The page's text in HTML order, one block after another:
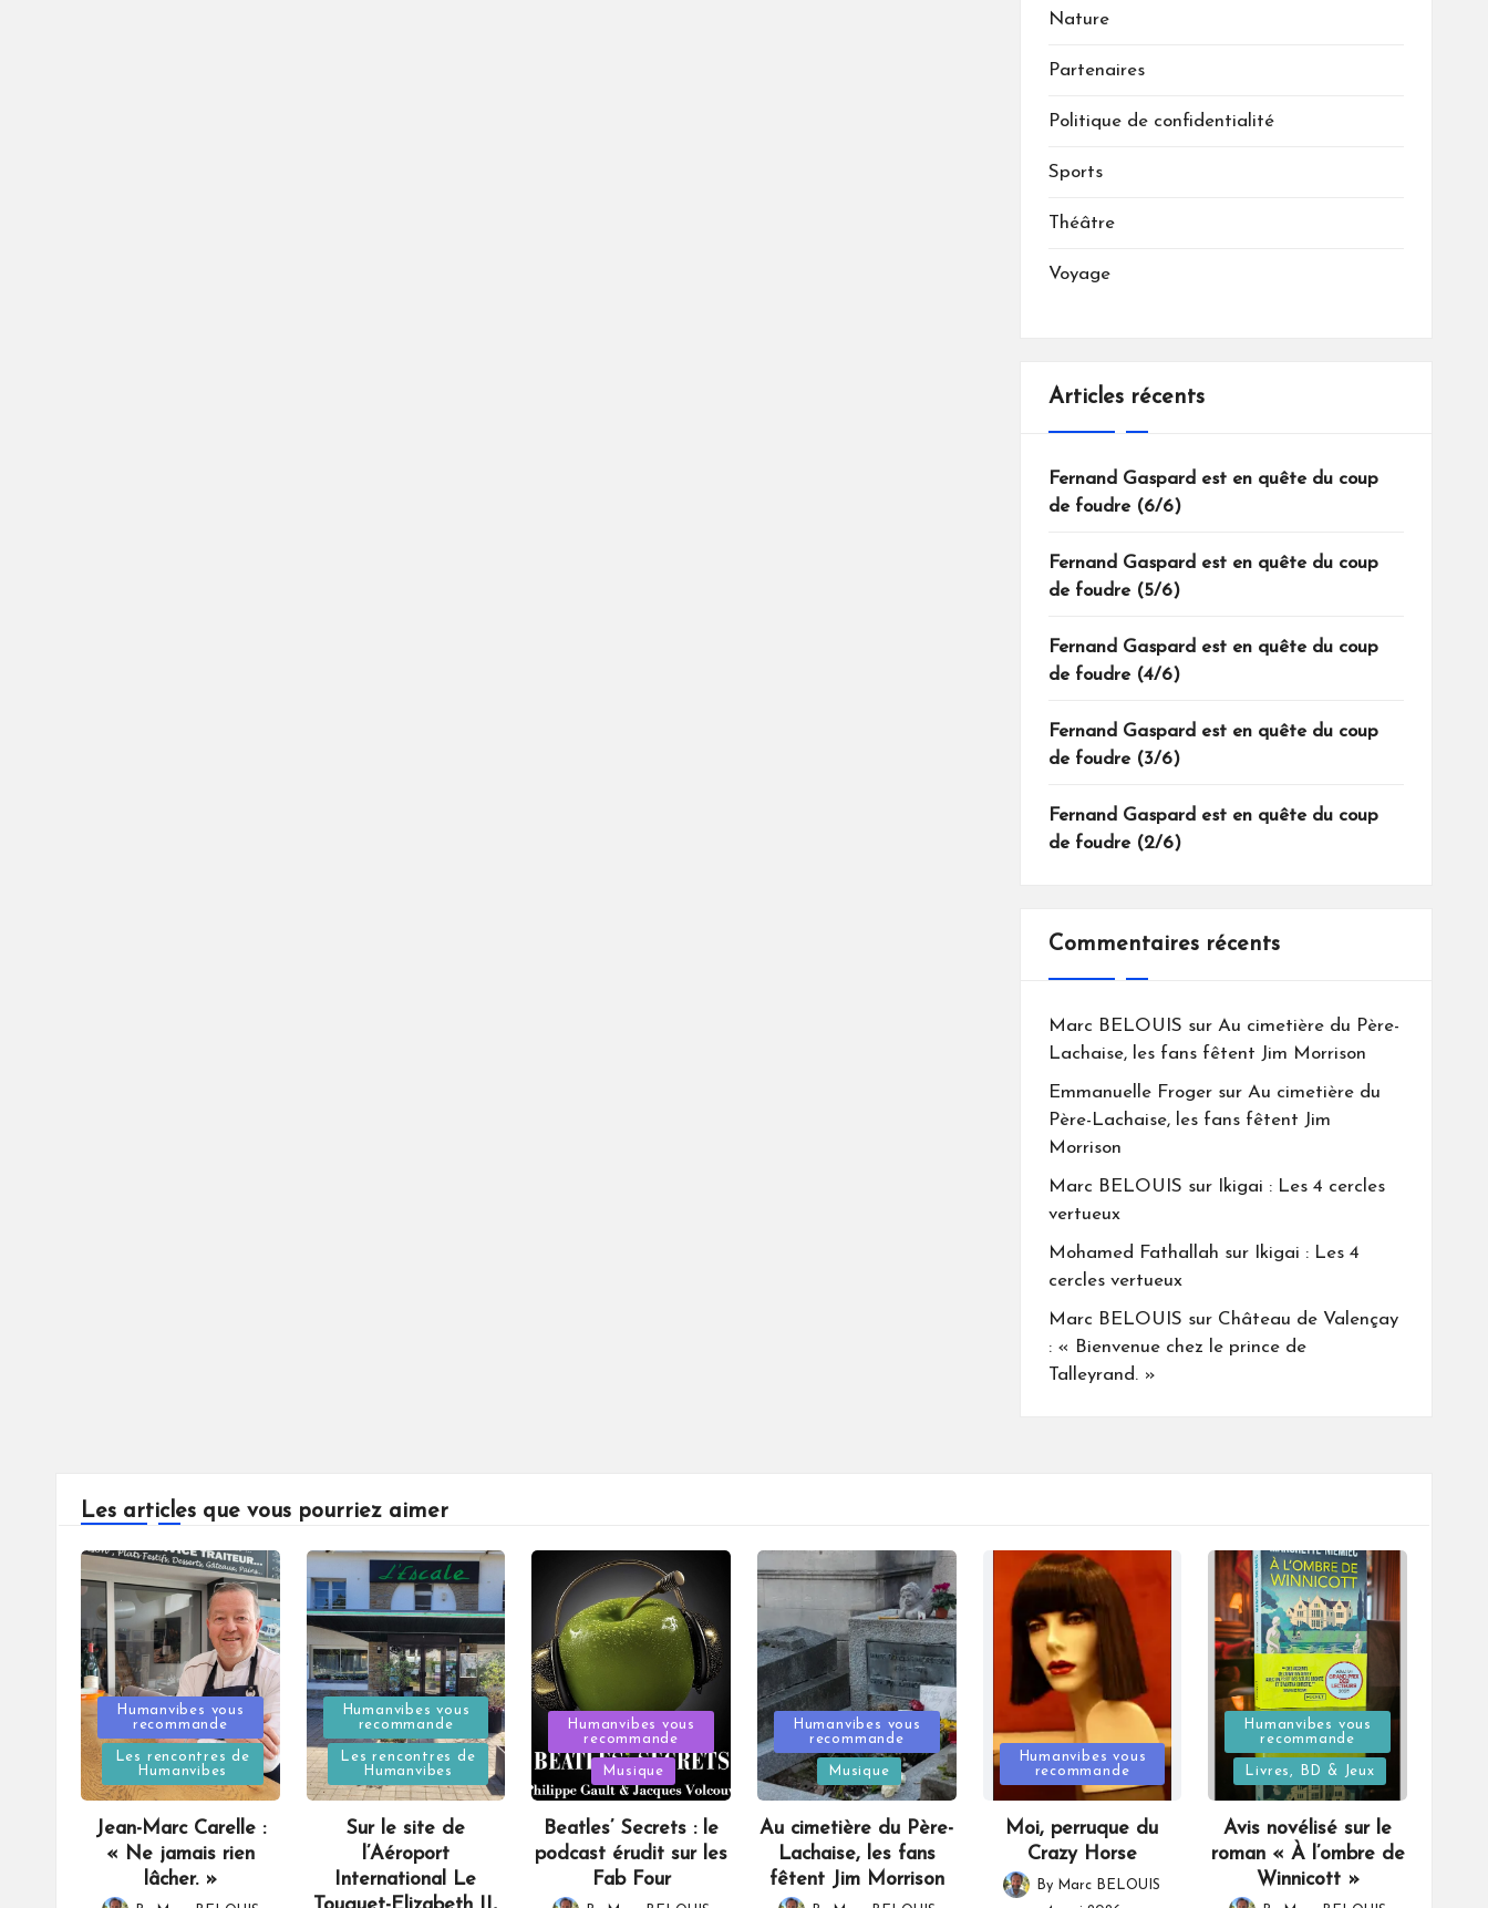
Nature
Partenaires
Politique de confidentialité
Sports
Théâtre
Voyage
Articles récents
Fernand Gaspard est en quête du coup
de foudre (6/6)
Fernand Gaspard est en quête du coup
de foudre (5/6)
Fernand Gaspard est en quête du coup
de foudre (4/6)
Fernand Gaspard est en quête du coup
de foudre (3/6)
Fernand Gaspard est en quête du coup
de foudre (2/6)
Commentaires récents
Marc BELOUIS sur Au cimetière du Père-
Lachaise, les fans fêtent Jim Morrison
Emmanuelle Frogersur Au cimetière du
Père-Lachaise, les fans fêtent Jim
Morrison
Marc BELOUIS sur
Ikigai : Les 4 cercles
vertueux
Mohamed Fathallah sur
Ikigai : Les 4
cercles vertueux
Marc BELOUIS sur Château de Valençay
: « Bienvenue chez le prince de
Talleyrand. »
Les articles que vous pourriez aimer
Posted
in
Humanvibes vous
recommande
Les rencontres de
Humanvibes
Jean-Marc Carelle :
« Ne jamais rien
lâcher. »
Posted
in
Humanvibes vous
recommande
Les rencontres de
Humanvibes
Sur le site de
l’Aéroport
International Le
Posted
in
Humanvibes vous
recommande
Musique
Beatles’ Secrets : le
podcast érudit sur les
Fab Four
Posted
in
Humanvibes vous
recommande
Musique
Au cimetière du Père-
Lachaise, les fans
fêtent Jim Morrison
Posted
in
Humanvibes vous
recommande
Moi, perruque du
Crazy Horse
Posted
By Marc BELOUIS
Posted
in
Humanvibes vous
recommande
Livres, BD & Jeux
Avis novélisé sur le
roman « À l’ombre de
Winnicott »